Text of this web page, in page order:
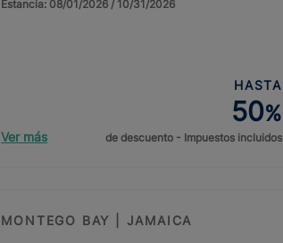
Estancia: 08/01/2026 / 10/31/2026
Ver más
HASTA
50%
de descuento - Impuestos incluidos
MONTEGO BAY | JAMAICA